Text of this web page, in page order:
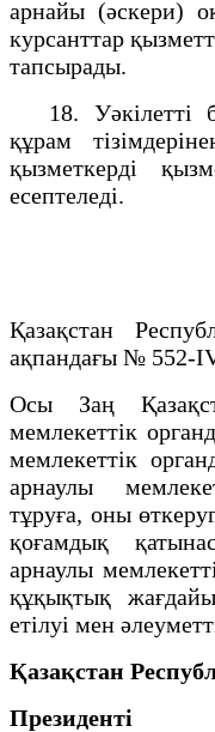
арнайы (әскери)
курсанттар
тапсырады.
18. Уәкілетті
құрам
қызметкерді
есептеледі.
Қазақстан
ақпандағы № 552-
Осы Заң
мемлекеттік
мемлекеттік
арнаулы
тұруға, оны
қоғамдық
арнаулы
құқықтық
етілуі мен
Қазақстан
Президенті